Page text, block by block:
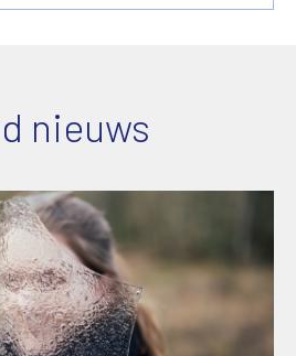
nieuws